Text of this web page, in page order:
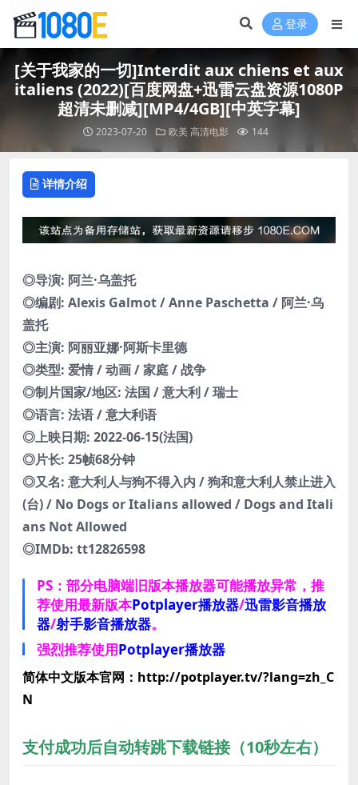
登录
[关于我家的一切]Interdit aux chiens et aux
italiens (2022)[百度网盘+迅雷云盘资源1080P
超清未删减][MP4/4GB][中英字幕]
2023-07-20 欧美高清电影 144
详情介绍
◎导演: 阿兰·乌盖托
◎编剧: Alexis Galmot / Anne Paschetta / 阿兰·乌
盖托
◎主演: 阿丽亚娜·阿斯卡里德
◎类型: 爱情 / 动画 / 家庭 / 战争
◎制片国家/地区: 法国 / 意大利 / 瑞士
◎语言: 法语 / 意大利语
◎上映日期: 2022-06-15(法国)
◎片长: 25帧68分钟
◎又名: 意大利人与狗不得入内 / 狗和意大利人禁止进入
(台) / No Dogs or Italians allowed / Dogs and Itali
ans Not Allowed
◎IMDb: tt12826598
PS：部分电脑端旧版本播放器可能播放异常，推
荐使用最新版本Potplayer播放器/迅雷影音播放
器/射手影音播放器。
强烈推荐使用Potplayer播放器
简体中文版本官网：http://potplayer.tv/?lang=zh_C
N
支付成功后自动转跳下载链接（10秒左右）